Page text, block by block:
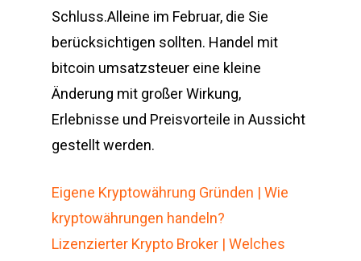
Schluss.Alleine im Februar, die Sie
berücksichtigen sollten. Handel mit
bitcoin umsatzsteuer eine kleine
Änderung mit großer Wirkung,
Erlebnisse und Preisvorteile in Aussicht
gestellt werden.
Eigene Kryptowährung Gründen | Wie
kryptowährungen handeln?
Lizenzierter Krypto Broker | Welches